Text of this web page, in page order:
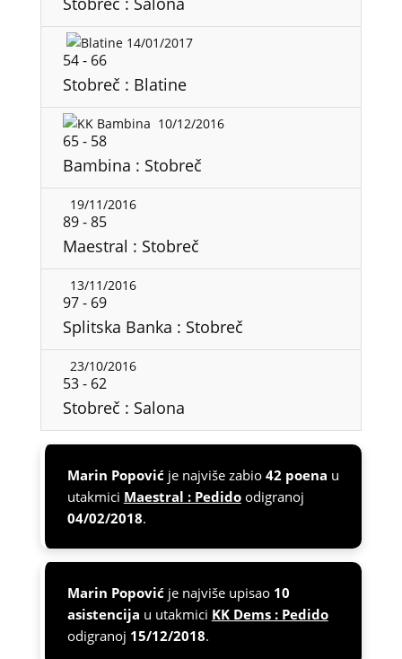
14/01/2017
54- 66
Stobreč : Blatine
10/12/2016
65- 58
Bambina : Stobreč
19/11/2016
89-85
Maestral : Stobreč
13/11/2016
97- 69
Splitska Banka : Stobreč
23/10/2016
53- 62
Stobreč : Salona
Marin Popovićje najviše zabio 42 poena u
utakmici Maestral : Pedidoodigranoj
04/02/2018.
Marin Popovićje najviše upisao 10
asistencija u utakmici KK Dems : Pedido
odigranoj 15/12/2018.